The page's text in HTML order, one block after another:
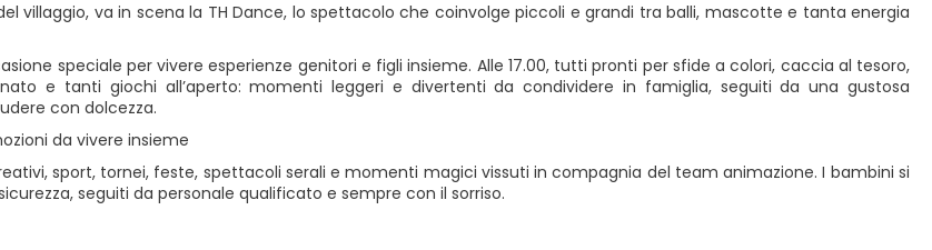
sport, tornei, feste, spettacoli serali e momenti magici vissuti in compagnia del team animazione. I bambini si
seguiti da personale qualificato e sempre con il sorriso.
da vivere insieme
speciale per vivere esperienze genitori e figli insieme. Alle 17.00, tutti pronti per sfide a colori, caccia al tesoro,
e tanti giochi all’aperto: momenti leggeri e divertenti da condividere in famiglia, seguiti da una gustosa
con dolcezza.
villaggio, va in scena la TH Dance, lo spettacolo che coinvolge piccoli e grandi tra balli, mascotte e tanta energia